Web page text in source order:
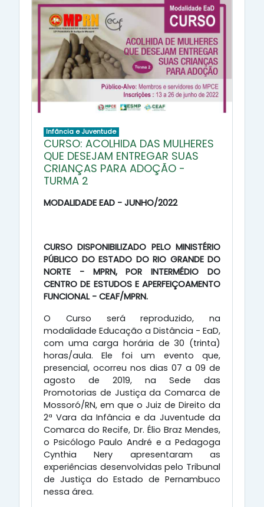
Infância e Juventude
CURSO: ACOLHIDA DAS MULHERES
QUE DESEJAM ENTREGAR SUAS
CRIANÇAS PARA ADOÇÃO -
TURMA 2
MODALIDADE EAD - JUNHO/2022
CURSO DISPONIBILIZADO PELO MINISTÉRIO
PÚBLICO DO ESTADO DO RIO GRANDE DO
NORTE - MPRN, POR INTERMÉDIO DO
CENTRO DE ESTUDOS E APERFEIÇOAMENTO
FUNCIONAL - CEAF/MPRN.
O Curso será reproduzido, na
modalidade Educação a Distância - EaD,
com uma carga horária de 30 (trinta)
horas/aula. Ele foi um evento que,
presencial, ocorreu nos dias 07 a 09 de
agosto de 2019, na Sede das
Promotorias de Justiça da Comarca de
Mossoró/RN, em que o Juiz de Direito da
2ª Vara da Infância e da Juventude da
Comarca do Recife, Dr. Élio Braz Mendes,
o Psicólogo Paulo André e a Pedagoga
Cynthia Nery apresentaram as
experiências desenvolvidas pelo Tribunal
de Justiça do Estado de Pernambuco
nessa área.